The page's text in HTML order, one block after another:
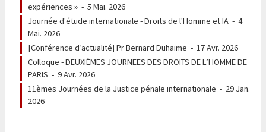
expériences »- 5 Mai. 2026
Journée d'étude internationale - Droits de l'Homme et IA- 4
Mai. 2026
[Conférence d’actualité] Pr Bernard Duhaime - 17 Avr. 2026
Colloque - DEUXIÈMES JOURNEES DES DROITS DE L’HOMME DE
PARIS - 9 Avr. 2026
11èmes Journées de la Justice pénale internationale - 29 Jan.
2026